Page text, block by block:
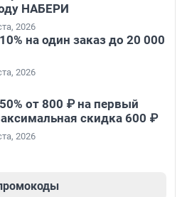
НАБЕРИ
2026
на один заказ до 20 000
2026
от 800 ₽ на первый
скидка 600 ₽
2026